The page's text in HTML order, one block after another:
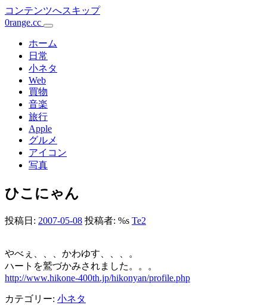
コンテンツへスキップ
メ
ン
0range.cc
ホーム
日常
小ネタ
Web
買物
音楽
旅行
Apple
グルメ
アイコン
写真
ひこにゃん
投稿日: 2007-05-08 投稿者: %s Te2
やべぇ、、、かわゆす、、、。
ハートを鷲づかみされました。。。
http://www.hikone-400th.jp/hikonyan/profile.php
カテゴリー: 小ネタ